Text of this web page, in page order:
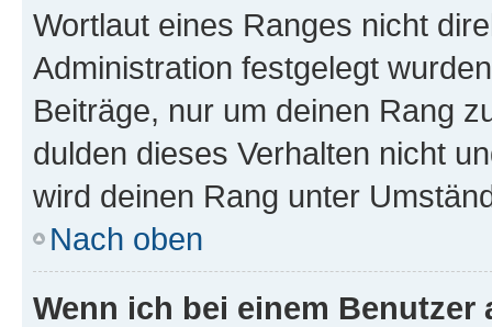
Wortlaut eines Ranges nicht
Administration festgelegt
Beiträge, nur um deinen Rang
dulden dieses Verhalten nicht
wird deinen Rang unter
Nach oben
Wenn ich bei einem